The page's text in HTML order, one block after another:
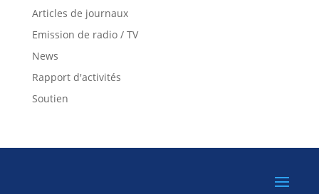
Articles de journaux
Emission de radio / TV
News
Rapport d'activités
Soutien